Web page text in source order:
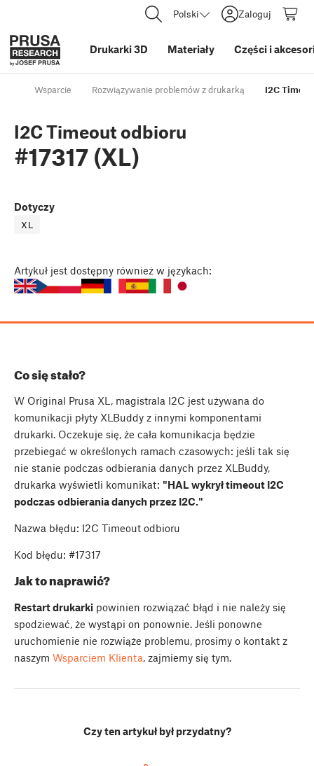
Polski Zaloguj
Drukarki 3D Materiały Części i
Wsparcie Rozwiązywanie problemów z drukarką I2C
I2C Timeout odbioru
#17317 (XL)
Dotyczy
XL
Artykuł jest dostępny również w językach:
Co się stało?
W Original Prusa XL, magistrala I2C jest używana do
komunikacji płyty XLBuddy z innymi komponentami
drukarki. Oczekuje się, że cała komunikacja będzie
przebiegać w określonych ramach czasowych: jeśli tak się
nie stanie podczas odbierania danych przez XLBuddy,
drukarka wyświetli komunikat: "HAL wykrył timeout I2C
podczas odbierania danych przez I2C."
Nazwa błędu: I2C Timeout odbioru
Kod błędu: #17317
Jak to naprawić?
Restart drukarki powinien rozwiązać błąd i nie należy się
spodziewać, że wystąpi on ponownie. Jeśli ponowne
uruchomienie nie rozwiąże problemu, prosimy o kontakt z
naszym Wsparciem Klienta, zajmiemy się tym.
Czy ten artykuł był przydatny?